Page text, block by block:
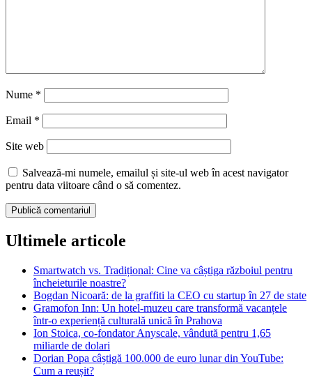
Nume *
Email *
Site web
Salvează-mi numele, emailul și site-ul web în acest navigator
pentru data viitoare când o să comentez.
Ultimele articole
Smartwatch vs. Tradițional: Cine va câștiga războiul pentru
încheieturile noastre?
Bogdan Nicoară: de la graffiti la CEO cu startup în 27 de state
Gramofon Inn: Un hotel-muzeu care transformă vacanțele
într-o experiență culturală unică în Prahova
Ion Stoica, co-fondator Anyscale, vândută pentru 1,65
miliarde de dolari
Dorian Popa câștigă 100.000 de euro lunar din YouTube:
Cum a reușit?